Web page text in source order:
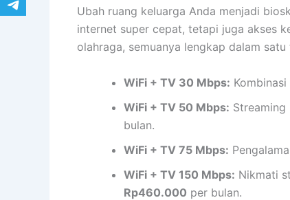
Ubah ruang keluarga Anda menjadi
internet super cepat, tetapi juga akses
olahraga, semuanya lengkap dalam
WiFi + TV 30 Mbps:
WiFi + TV 50 Mbps:
bulan.
WiFi + TV 75 Mbps:
WiFi + TV 150 Mbps: Nikmati
Rp460.000 per bulan.